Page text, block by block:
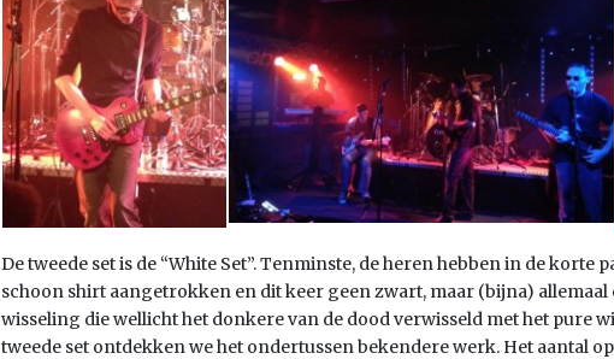
De tweede set is de “White Set”. Tenminste, de heren hebben in de korte
schoon shirt aangetrokken en dit keer geen zwart, maar (bijna)
wisseling die wellicht het donkere van de dood verwisseld met het pure
tweede set ontdekken we het ondertussen bekendere werk. Het aantal